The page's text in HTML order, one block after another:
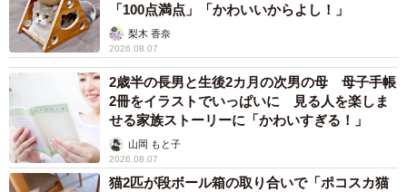
「100点満点」「かわいいからよし！」
梨木 香奈
2026.08.07
2歳半の長男と生後2カ月の次男の母 母子手帳
2冊をイラストでいっぱいに 見る人を楽しま
せる家族ストーリーに「かわいすぎる！」
山岡 もと子
2026.08.07
猫2匹が段ボール箱の取り合いで「ポコスカ猫